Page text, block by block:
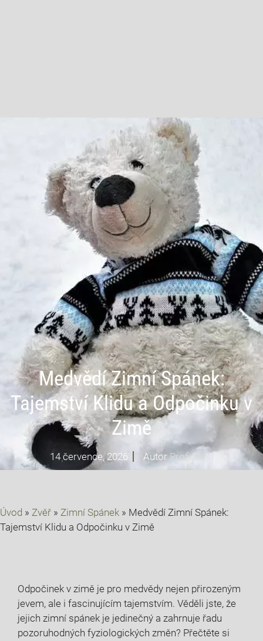
Medvědí Zimní Spánek:
Tajemství Klidu a Odpočinku v
Zimě
14 července, 2026 AutorProfi Mysl
Úvod » Zvěř » Zimní Spánek » Medvědí Zimní Spánek:
Tajemství Klidu a Odpočinku v Zimě
Odpočinek v zimě je pro ‌medvědy nejen přirozeným ​
jevem, ale i fascinujícím tajemstvím. Věděli jste, že
jejich zimní spánek je jedinečný a zahrnuje řadu
pozoruhodných fyziologických změn? Přečtěte‌ si